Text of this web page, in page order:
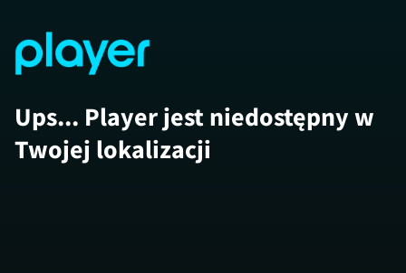
Ups... Player jest niedostępny w
Twojej lokalizacji